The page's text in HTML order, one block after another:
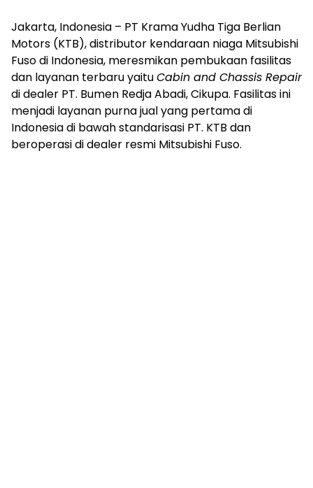
Jakarta, Indonesia – PT Krama Yudha Tiga Berlian
Motors (KTB), distributor kendaraan niaga Mitsubishi
Fuso di Indonesia, meresmikan pembukaan fasilitas
dan layanan terbaru yaituCabin and Chassis Repair
di dealer PT. Bumen Redja Abadi, Cikupa. Fasilitas ini
menjadi layanan purna jual yang pertama di
Indonesia di bawah standarisasi PT. KTB dan
beroperasi di dealer resmi Mitsubishi Fuso.